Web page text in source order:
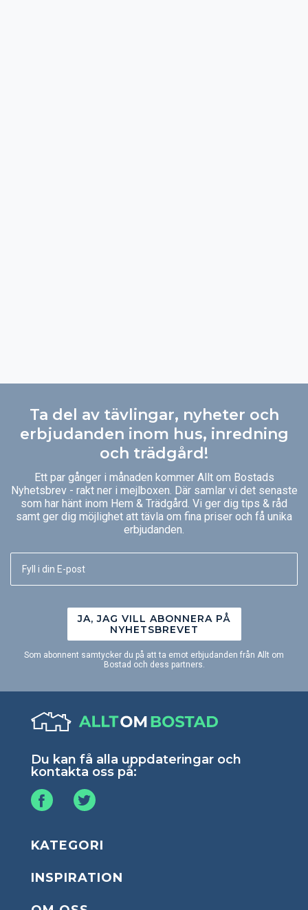
Ta del av tävlingar, nyheter och
erbjudanden inom hus, inredning
och trädgård!
Ett par gånger i månaden kommer Allt om Bostads
Nyhetsbrev - rakt ner i mejlboxen. Där samlar vi det senaste
som har hänt inom Hem & Trädgård. Vi ger dig tips & råd
samt ger dig möjlighet att tävla om fina priser och få unika
erbjudanden.
JA, JAG VILL ABONNERA PÅ
NYHETSBREVET
Som abonnent samtycker du på att ta emot erbjudanden från Allt om
Bostad och dess partners.
Du kan få alla uppdateringar och
kontakta oss på:
KATEGORI
INSPIRATION